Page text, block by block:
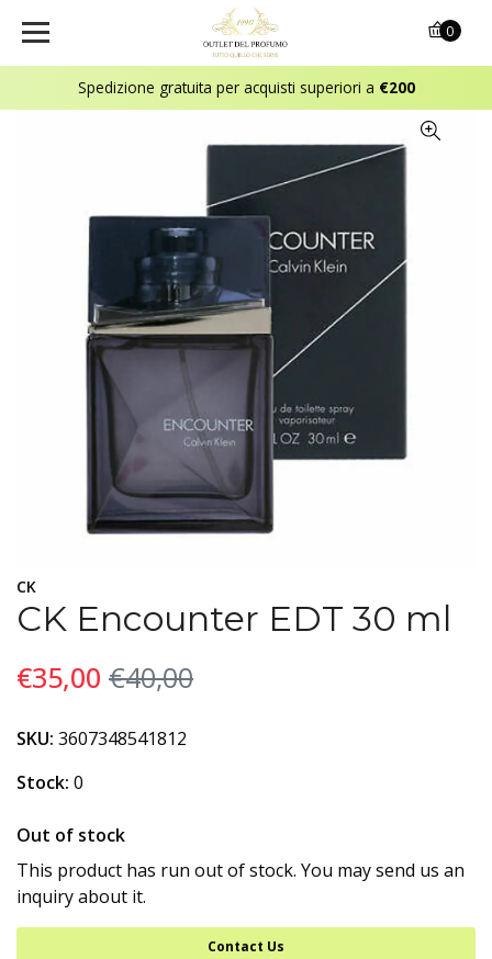
Spedizione gratuita per acquisti superiori a €200
0
CK
CK Encounter EDT 30 ml
€35,00 €40,00
SKU: 3607348541812
Stock: 0
Out of stock
This product has run out of stock. You may send us an
inquiry about it.
Contact Us